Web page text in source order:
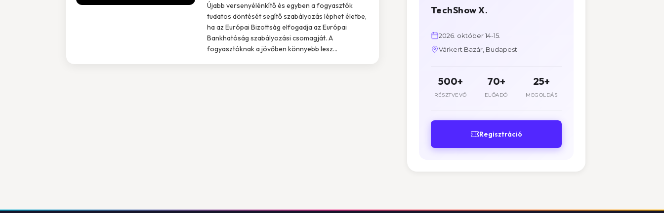
Újabb versenyélénkítő és egyben a fogyasztók
tudatos döntését segítő szabályozás léphet életbe,
ha az Európai Bizottság elfogadja az Európai
Bankhatóság szabályozási csomagját. A
fogyasztóknak a jövőben könnyebb lesz...
TechShow X.
2026. október 14-15.
Várkert Bazár, Budapest
500+
RÉSZTVEVŐ
70+
ELŐADÓ
25+
MEGOLDÁS
Regisztráció